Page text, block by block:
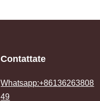
Contattate
Whatsapp:+86136263808
49